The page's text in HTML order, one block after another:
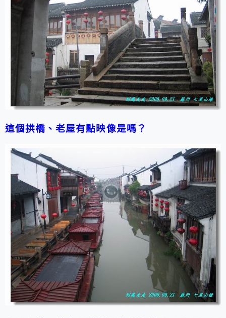
這個拱橋、老屋有點映像是嗎？